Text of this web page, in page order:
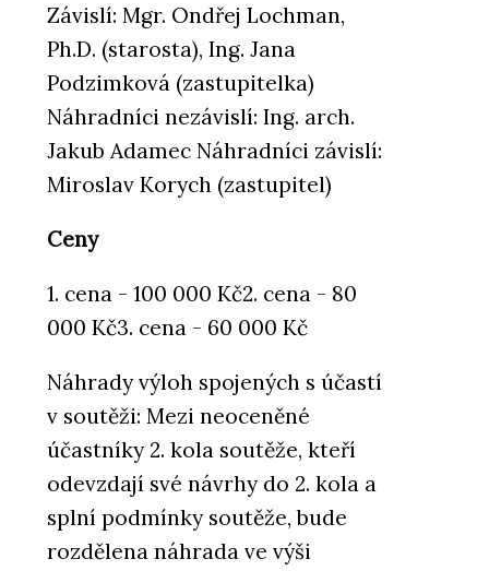
Závislí: Mgr. Ondřej Lochman,
Ph.D. (starosta), Ing. Jana
Podzimková (zastupitelka)
Náhradníci nezávislí: Ing. arch.
Jakub Adamec Náhradníci závislí:
Miroslav Korych (zastupitel)
Ceny
1. cena - 100 000 Kč2. cena - 80
000 Kč3. cena - 60 000 Kč
Náhrady výloh spojených s účastí
v soutěži: Mezi neoceněné
účastníky 2. kola soutěže, kteří
odevzdají své návrhy do 2. kola a
splní podmínky soutěže, bude
rozdělena náhrada ve výši